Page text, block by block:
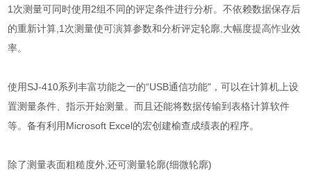
1次测量可同时使用2组不同的评定条件进行分析。不依赖数据保存后
的重新计算,1次测量使可演算参数和分析评定轮廓,大幅度提高怍业效
率。
使用SJ-410系列丰富功能之一的“USB通信功能"，可以在计算机上设
置测量条件、指示开始测量。而且还能将数据传输到表格计算软件
等。备有利用Microsoft Excel的宏创建榆查成绩表的程序。
除了测量表面粗糙度外,还可测量轮廓(细微轮廓)